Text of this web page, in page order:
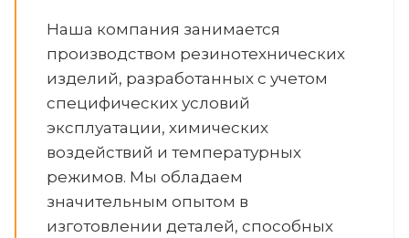
Наша компания занимается
производством резинотехнических
изделий, разработанных с учетом
специфических условий
эксплуатации, химических
воздействий и температурных
режимов. Мы обладаем
значительным опытом в
изготовлении деталей, способных